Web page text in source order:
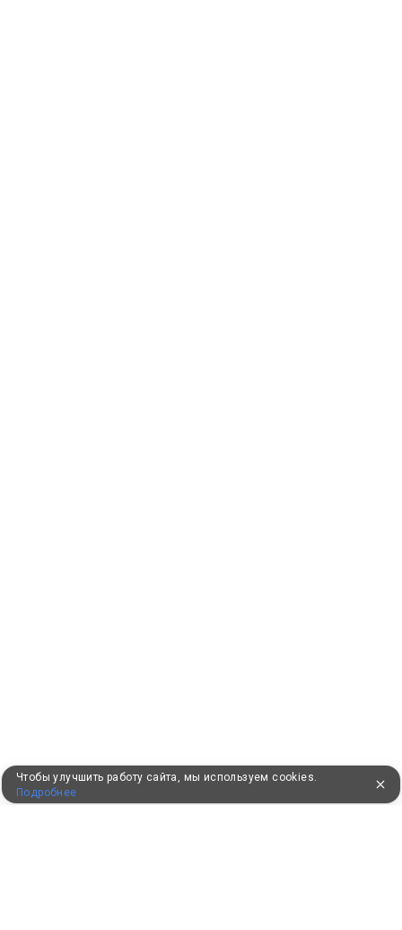
Чтобы улучшить работу сайта, мы используем cookies.
Подробнее